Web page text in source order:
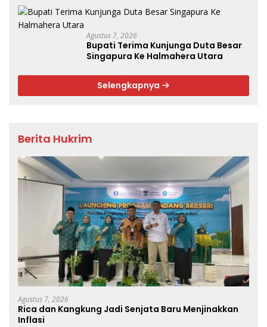
Agustus 7, 2026
Bupati Terima Kunjunga Duta Besar
Singapura Ke Halmahera Utara
Selengkapnya
Berita Hukrim
Agustus 7, 2026
Rica dan Kangkung Jadi Senjata Baru Menjinakkan
Inflasi